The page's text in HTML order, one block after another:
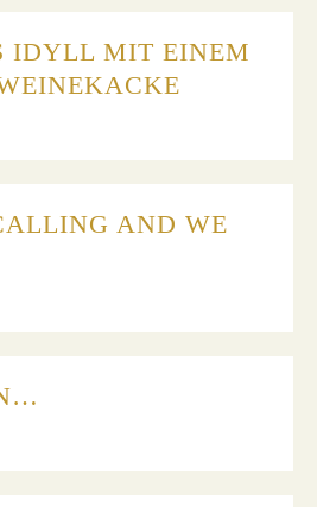
IDYLL MIT EINEM
AND WE